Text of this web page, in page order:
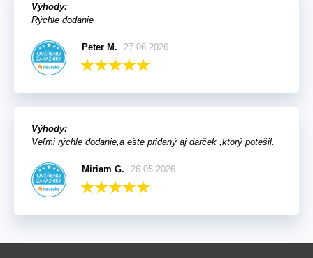
Výhody:
Rýchle dodanie
Peter M. 27.06.2026
Výhody:
Veľmi rýchle dodanie,a ešte pridaný aj darček ,ktorý potešil.
Miriam G. 26.05.2026